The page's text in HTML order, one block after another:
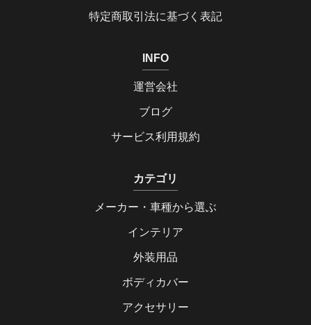
特定商取引法に基づく表記
INFO
運営会社
ブログ
サービス利用規約
カテゴリ
メーカー・車種から選ぶ
インテリア
外装用品
ボディカバー
アクセサリー